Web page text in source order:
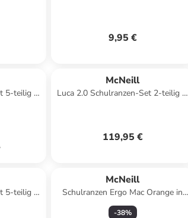
9,95 €
5-teilig in
McNeill
Luca 2.0 Schulranzen-Set 2-teilig in
119,95 €
5-teilig in
McNeill
Schulranzen Ergo Mac Orange in
blau
-38%